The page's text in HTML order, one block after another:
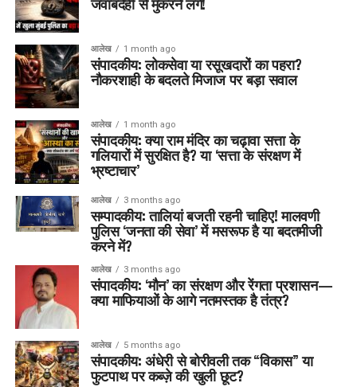
आलेख 1 month ago
संपादकीय: लोकसेवा या रसूखदारों का पहरा?
नौकरशाही के बदलते मिजाज पर बड़ा सवाल
आलेख 1 month ago
संपादकीय: क्या राम मंदिर का चढ़ावा सत्ता के
गलियारों में सुरक्षित है? या ‘सत्ता के संरक्षण में
भ्रष्टाचार’
आलेख 3 months ago
सम्पादकीय: तालियां बजती रहनी चाहिए! मालवणी
पुलिस ‘जनता की सेवा’ में मसरूफ है या बदतमीजी
करने में?
आलेख 3 months ago
संपादकीय: ‘मौन’ का संरक्षण और रेंगता प्रशासन—
क्या माफियाओं के आगे नतमस्तक है तंत्र?
आलेख 5 months ago
संपादकीय: अंधेरी से बोरीवली तक “विकास” या
फुटपाथ पर कब्ज़े की खुली छूट?